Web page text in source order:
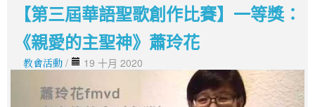
【第三屆華語聖歌創作比賽】一等獎：
《親愛的主聖神》蕭玲花
教會活動 / 19 十月 2020